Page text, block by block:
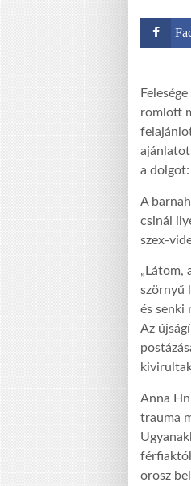
romlott
ajánlatot
a
A
csinál
szex-
„Látom,
szörnyű
és senki
Az
Anna
trauma
orosz